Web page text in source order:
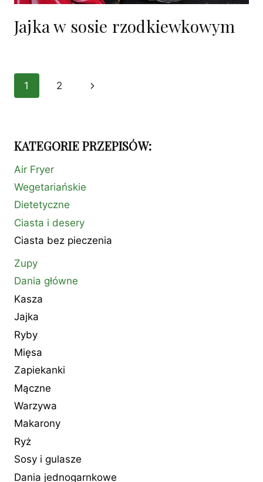
Jajka w sosie rzodkiewkowym
Nawigacja
1 2
Następna
KATEGORIE PRZEPISÓW:
Air Fryer
Wegetariańskie
Dietetyczne
Ciasta i desery
Ciasta bez pieczenia
Zupy
Dania główne
Kasza
Jajka
Ryby
Mięsa
Zapiekanki
Mączne
Warzywa
Makarony
Ryż
Sosy i gulasze
Dania jednogarnkowe